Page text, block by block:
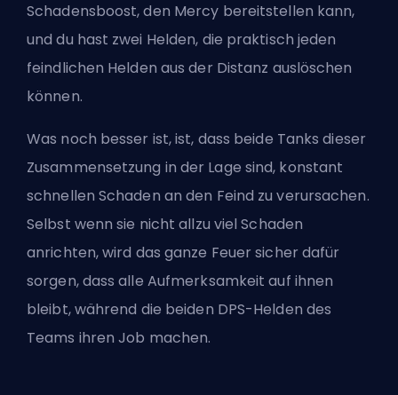
Schadensboost, den Mercy bereitstellen kann,
und du hast zwei Helden, die praktisch jeden
feindlichen Helden aus der Distanz auslöschen
können.
Was noch besser ist, ist, dass beide Tanks dieser
Zusammensetzung in der Lage sind, konstant
schnellen Schaden an den Feind zu verursachen.
Selbst wenn sie nicht allzu viel Schaden
anrichten, wird das ganze Feuer sicher dafür
sorgen, dass alle Aufmerksamkeit auf ihnen
bleibt, während die beiden DPS-Helden des
Teams ihren Job machen.